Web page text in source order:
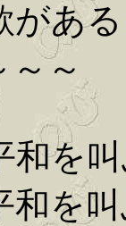
ある
～
を
を